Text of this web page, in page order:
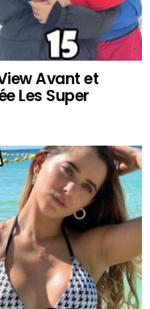
Avant et
Les Super